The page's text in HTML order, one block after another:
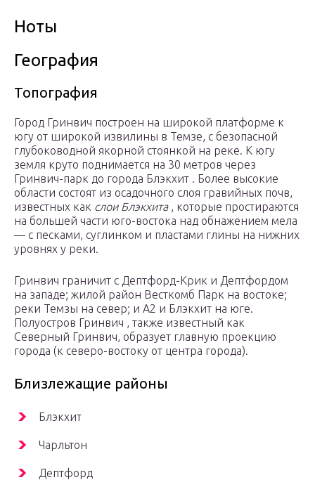
Ноты
География
Топография
Город Гринвич построен на широкой платформе к
югу от широкой извилины в Темзе, с безопасной
глубоководной якорной стоянкой на реке. К югу
земля круто поднимается на 30 метров через
Гринвич-парк до города Блэкхит . Более высокие
области состоят из осадочного слоя гравийных почв,
известных как слои Блэкхита, которые простираются
на большей части юго-востока над обнажением мела
— с песками, суглинком и пластами глины на нижних
уровнях у реки.
Гринвич граничит с Дептфорд-Крик и Дептфордом
на западе; жилой район Весткомб Парк на востоке;
реки Темзы на север; и A2 и Блэкхит на юге.
Полуостров Гринвич , также известный как
Северный Гринвич, образует главную проекцию
города (к северо-востоку от центра города).
Близлежащие районы
Блэкхит
Чарльтон
Дептфорд